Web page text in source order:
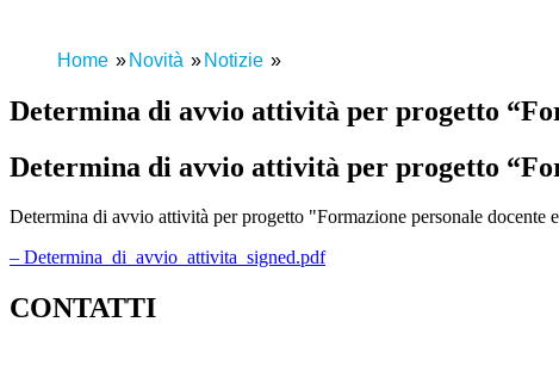
Home Novità Notizie
Determina di avvio attività per progetto
Determina di avvio attività per progetto
Determina di avvio attività per progetto "Formazione personale docente
– Determina_di_avvio_attivita_signed.pdf
CONTATTI